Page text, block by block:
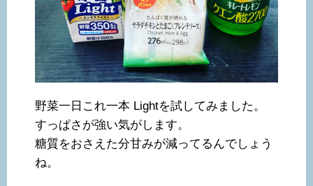
野菜一日これ一本 Lightを試してみました。
すっぱさが強い気がします。
糖質をおさえた分甘みが減ってるんでしょう
ね。